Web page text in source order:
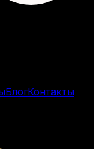
БлогКонтакты